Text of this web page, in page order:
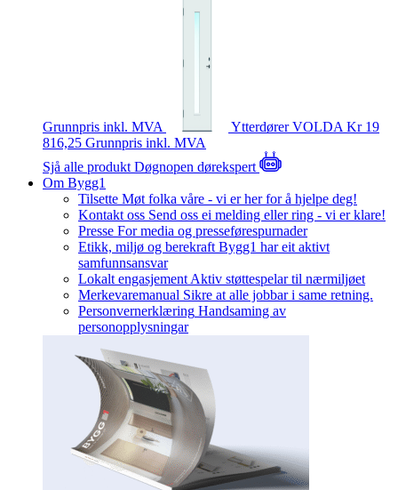
Grunnpris inkl. MVA YtterdørerVOLDA Kr 19
816,25 Grunnpris inkl. MVA
Sjå alle produkt Døgnopen dørekspert
Om Bygg1
Tilsette Møt folka våre - vi er her for å hjelpe deg!
Kontakt oss Send oss ei melding eller ring - vi er klare!
Presse For media og presseførespurnader
Etikk, miljø og berekraft Bygg1 har eit aktivt
samfunnsansvar
Lokalt engasjement Aktiv støttespelar til nærmiljøet
Merkevaremanual Sikre at alle jobbar i same retning.
Personvernerklæring Handsaming av
personopplysningar